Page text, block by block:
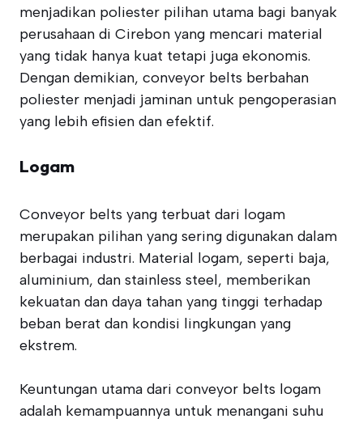
menjadikan poliester pilihan utama bagi banyak
perusahaan di Cirebon yang mencari material
yang tidak hanya kuat tetapi juga ekonomis.
Dengan demikian, conveyor belts berbahan
poliester menjadi jaminan untuk pengoperasian
yang lebih efisien dan efektif.
Logam
Conveyor belts yang terbuat dari logam
merupakan pilihan yang sering digunakan dalam
berbagai industri. Material logam, seperti baja,
aluminium, dan stainless steel, memberikan
kekuatan dan daya tahan yang tinggi terhadap
beban berat dan kondisi lingkungan yang
ekstrem.
Keuntungan utama dari conveyor belts logam
adalah kemampuannya untuk menangani suhu